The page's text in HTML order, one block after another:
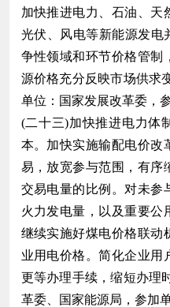
加快推进电力、石油、天
光伏、风电等新能源发电
争性领域和环节价格管制
源价格充分反映市场供求
单位：国家发展改革委，
(二十三)加快推进电力体
本。加快实施输配电价改
易，放宽参与范围，有序
交易电量的比例。对未参
火力发电量，以及重要公
继续实施好煤电价格联动
业用电价格。简化企业用
更等办理手续，缩短办理
革委、国家能源局，参加